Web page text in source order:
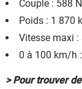
Couple : 588
Poids : 1 870
Vitesse maxi
0 à 100 km/h
> Pour trouver